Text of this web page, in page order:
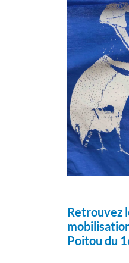
Retrouvez
Poitou du